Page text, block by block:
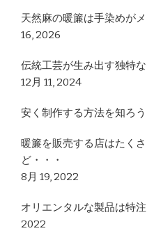
か
天然麻の暖簾は手染めが
16, 2026
伝統工芸が生み出す独特
12月 11, 2024
安く制作する方法を知ろう
暖簾を販売する店はたく
ど・・・
8月 19, 2022
オリエンタルな製品は特
2022